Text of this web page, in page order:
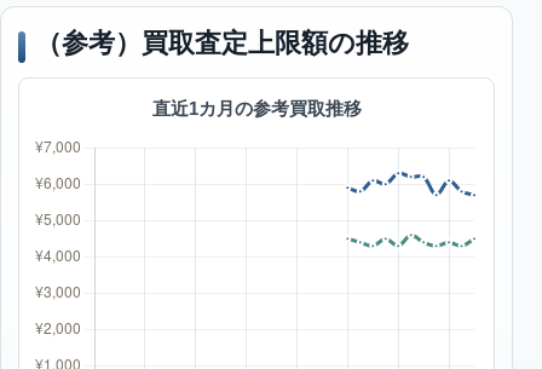
（参考）買取査定上限額の推移
直近1カ月の参考買取推移